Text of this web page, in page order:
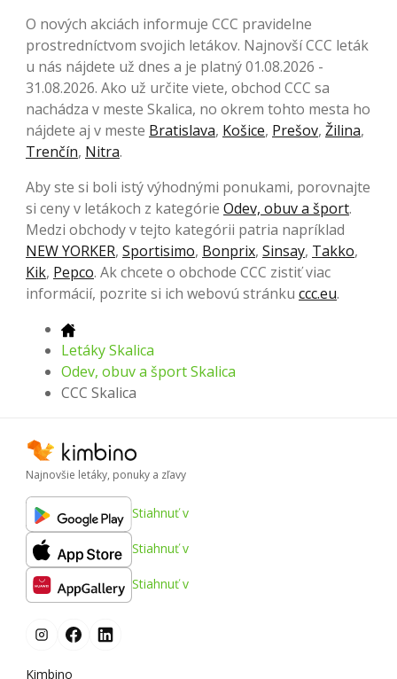
O nových akciách informuje CCC pravidelne
prostredníctvom svojich letákov. Najnovší CCC leták
u nás nájdete už dnes a je platný 01.08.2026 -
31.08.2026. Ako už určite viete, obchod CCC sa
nachádza v meste Skalica, no okrem tohto mesta ho
nájdete aj v meste Bratislava, Košice, Prešov, Žilina,
Trenčín, Nitra.
Aby ste si boli istý výhodnými ponukami, porovnajte
si ceny v letákoch z kategórie Odev, obuv a šport.
Medzi obchody v tejto kategórii patria napríklad
NEW YORKER, Sportisimo, Bonprix, Sinsay, Takko,
Kik, Pepco. Ak chcete o obchode CCC zistiť viac
informácií, pozrite si ich webovú stránku ccc.eu.
Letáky Skalica
Odev, obuv a šport Skalica
CCC Skalica
Najnovšie letáky, ponuky a zľavy
Stiahnuť v
Stiahnuť v
Stiahnuť v
Kimbino